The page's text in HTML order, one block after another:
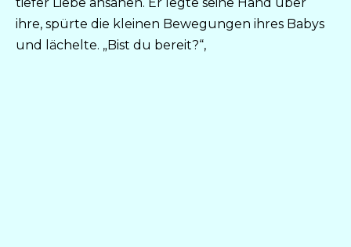
ihre, spürte die kleinen Bewegungen ihres Babys
und lächelte. „Bist du bereit?“,